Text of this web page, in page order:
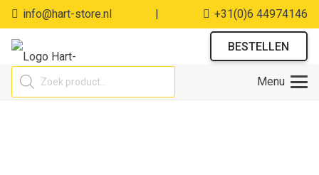
info@hart-store.nl | +31(0)6 44974146
BESTELLEN
Producten
zoeken
Menu